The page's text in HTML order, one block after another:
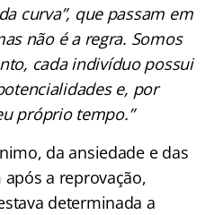
curva”, que passam em
não é a regra. Somos
cada indivíduo possui
e, por
próprio tempo.”
da ansiedade e das
a reprovação,
determinada a